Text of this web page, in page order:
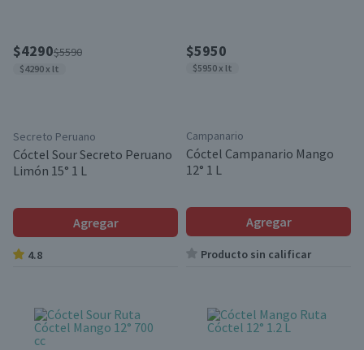
$4290$5590
$4290 x lt
Secreto Peruano
Cóctel Sour Secreto Peruano
Limón 15° 1 L
Agregar
4.8
$5950
$5950 x lt
Campanario
Cóctel Campanario Mango
12° 1 L
Agregar
Producto sin calificar